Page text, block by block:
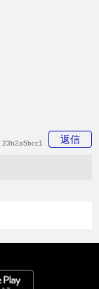
返信
23b2a5bcc1